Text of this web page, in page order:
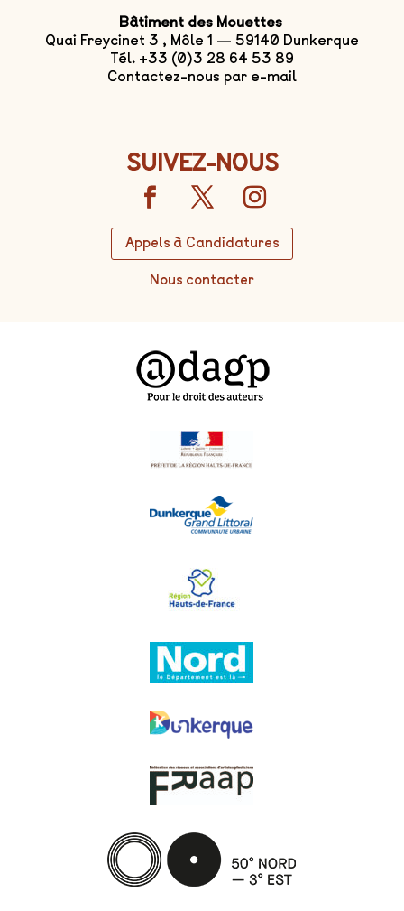
Bâtiment des Mouettes
Quai Freycinet 3 , Môle 1 — 59140 Dunkerque
Tél. +33 (0)3 28 64 53 89
Contactez-nous par e-mail
SUIVEZ-NOUS
Appels à Candidatures
Nous contacter